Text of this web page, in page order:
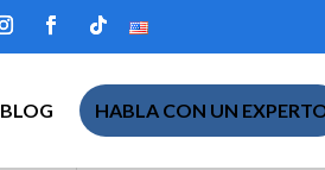
BLOG HABLA CON UN